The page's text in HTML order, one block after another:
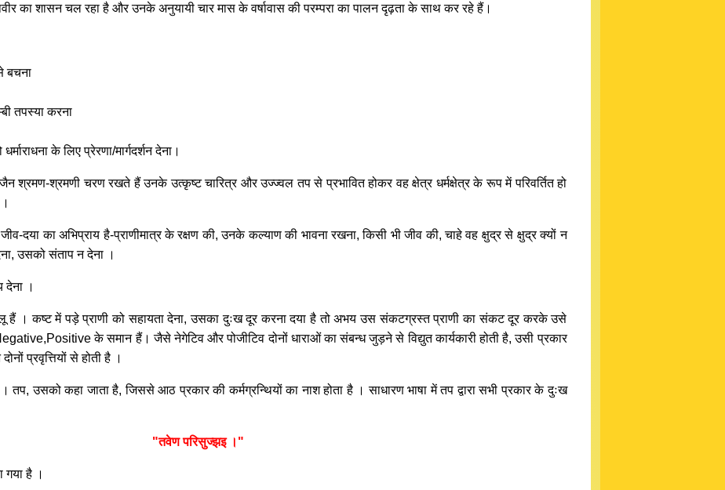
का शासन चल रहा है और उनके अनुयायी चार मास के वर्षावास की परम्परा का पालन दृढ़ता के साथ कर रहे हैं।
बचना
तपस्या करना
के लिए प्रेरणा/मार्गदर्शन देना।
श्रमण-श्रमणी चरण रखते हैं उनके उत्कृष्ट चारित्र और उज्ज्वल तप से प्रभावित होकर वह क्षेत्र धर्मक्षेत्र के रूप में परिवर्तित हो
दया का अभिप्राय है-प्राणीमात्र के रक्षण की, उनके कल्याण की भावना रखना, किसी भी जीव की, चाहे वह क्षुद्र से क्षुद्र क्यों न
उसको संताप न देना ।
देना ।
। कष्ट में पड़े प्राणी को सहायता देना, उसका दुःख दूर करना दया है तो अभय उस संकटग्रस्त प्राणी का संकट दूर करके उसे
के समान हैं। जैसे नेगेटिव और पोजीटिव दोनों धाराओं का संबन्ध जुड़ने से विद्युत कार्यकारी होती है, उसी प्रकार
प्रवृत्तियों से होती है ।
। तप, उसको कहा जाता है, जिससे आठ प्रकार की कर्मग्रन्थियों का नाश होता है । साधारण भाषा में तप द्वारा सभी प्रकार के दुःख
"तवेण परिसुज्झइ ।"
गया है ।